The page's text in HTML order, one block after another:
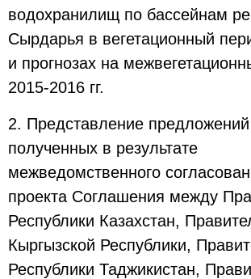
водохранилищ по бассейнам
Сырдарья в вегетационный
и прогнозах на
2015-2016 гг.
2. Представление
полученных в результате
межведомственного
проекта Соглашения между
Республики Казахстан,
Кыргызской Республики,
Республики Таджикистан,